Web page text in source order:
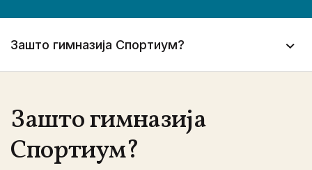
Зашто гимназија Спортиум?
Зашто гимназија
Спортиум?